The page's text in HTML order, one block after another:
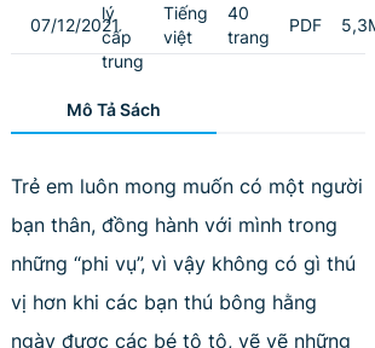
07/12/2021
lý
cấp
trung
Tiếng
việt
40
trang
PDF
Mô Tả Sách
Trẻ em luôn mong muốn có một người
bạn thân, đồng hành với mình trong
những “phi vụ”, vì vậy không có gì thú
vị hơn khi các bạn thú bông hằng
ngày được các bé tô tô, vẽ vẽ những